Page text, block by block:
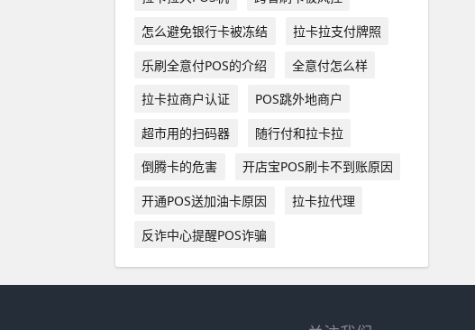
怎么避免银行卡被冻结
拉卡拉支付牌照
乐刷全意付POS的介绍
全意付怎么样
拉卡拉商户认证
POS跳外地商户
超市用的扫码器
随行付和拉卡拉
倒腾卡的危害
开店宝POS刷卡不到账原因
开通POS送加油卡原因
拉卡拉代理
反诈中心提醒POS诈骗